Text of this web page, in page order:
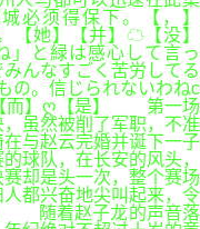
必须得保下。【，】
【她】【并】☁【没】
」と緑は感心して言っ
んなすごく苦労してる
の。信じられないわねc
而】ღ【是】 第一场
虽然被削了军职，不准
与赵云完婚并诞下一子
球队，在长安的风头，
却是头一次，整个赛场
人都兴奋地尖叫起来，令
随着赵子龙的声音落